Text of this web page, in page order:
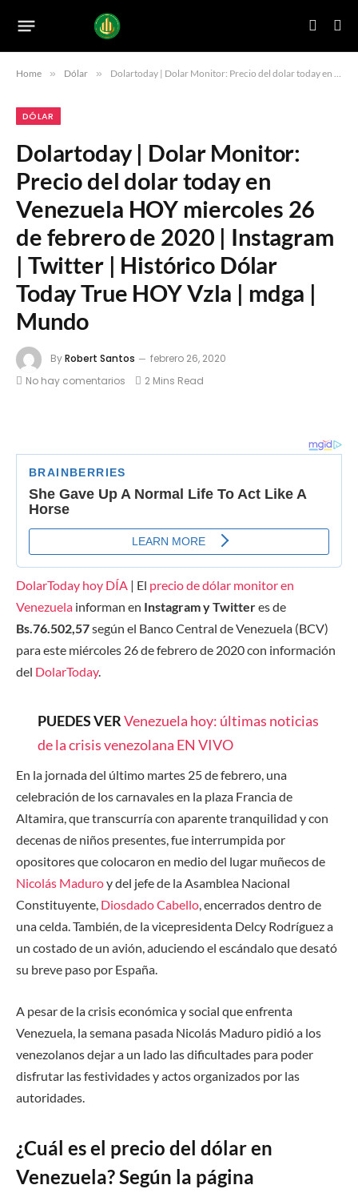
Home » Dólar » Dolartoday | Dolar Monitor: Precio del dolar today en Venezuela HOY miercoles 26 de febrero de 2020 | Instagram | Twitter | Histórico Dólar Today True HOY Vzla | mdga | Mundo
DÓLAR
Dolartoday | Dolar Monitor:
Precio del dolar today en
Venezuela HOY miercoles 26
de febrero de 2020 | Instagram
| Twitter | Histórico Dólar
Today True HOY Vzla | mdga |
Mundo
ByRobert Santos
febrero 26, 2020
No hay comentarios
2 Mins Read
DolarToday hoy DÍA | El precio de dólar monitor en
Venezuela informan en Instagram y Twitteres de
Bs.76.502,57según el Banco Central de Venezuela (BCV)
para este miércoles 26 de febrero de 2020 con información
del DolarToday.
PUEDES VERVenezuela hoy: últimas noticias
de la crisis venezolana EN VIVO
En la jornada del último martes 25 de febrero, una
celebración de los carnavales en la plaza Francia de
Altamira, que transcurría con aparente tranquilidad y con
decenas de niños presentes, fue interrumpida por
opositores que colocaron en medio del lugar muñecos de
Nicolás Maduroy del jefe de la Asamblea Nacional
Constituyente, Diosdado Cabello, encerrados dentro de
una celda. También, de la vicepresidenta Delcy Rodríguez a
un costado de un avión, aduciendo el escándalo que desató
su breve paso por España.
A pesar de la crisis económica y social que enfrenta
Venezuela, la semana pasada Nicolás Maduro pidió a los
venezolanos dejar a un lado las dificultades para poder
disfrutar las festividades y actos organizados por las
autoridades.
¿Cuál es el precio del dólar en
Venezuela? Según la página